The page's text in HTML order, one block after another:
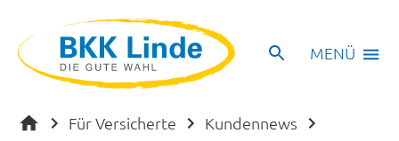
MENÜ
Für Versicherte Kundennews